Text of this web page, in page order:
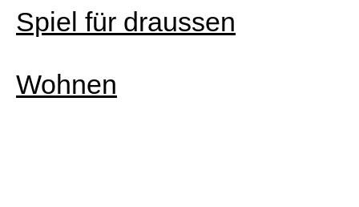
Spiel für draussen
Wohnen